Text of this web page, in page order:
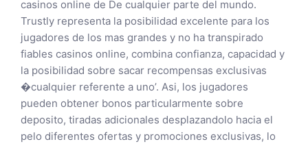
casinos online de De cualquier parte del mundo.
Trustly representa la posibilidad excelente para los
jugadores de los mas grandes y no ha transpirado
fiables casinos online, combina confianza, capacidad y
la posibilidad sobre sacar recompensas exclusivas
�cualquier referente a uno’. Asi, los jugadores
pueden obtener bonos particularmente sobre
deposito, tiradas adicionales desplazandolo hacia el
pelo diferentes ofertas y promociones exclusivas, lo